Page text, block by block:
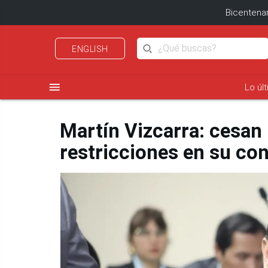
ENGLISH
menu Lo
Martín Vizcarra:
restricciones en su